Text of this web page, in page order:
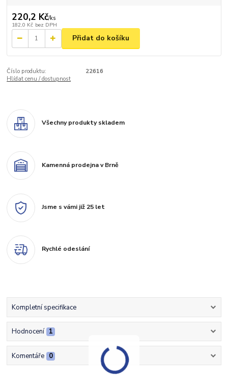
220,2 Kč/ks
182,0 Kč bez DPH
Přidat do košíku
Číslo produktu:
22616
Hlídat cenu / dostupnost
Všechny produkty skladem
Kamenná prodejna v Brně
Jsme s vámi již 25 let
Rychlé odeslání
Kompletní specifikace
Hodnocení 1
Komentáře 0